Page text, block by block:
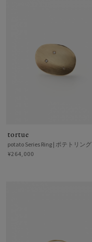
tortue
potato Series Ring | ポテトリング
¥264,000